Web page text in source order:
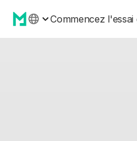
Commencez